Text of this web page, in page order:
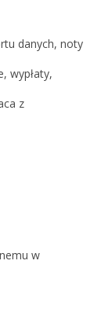
danych, noty
wypłaty,
z
w